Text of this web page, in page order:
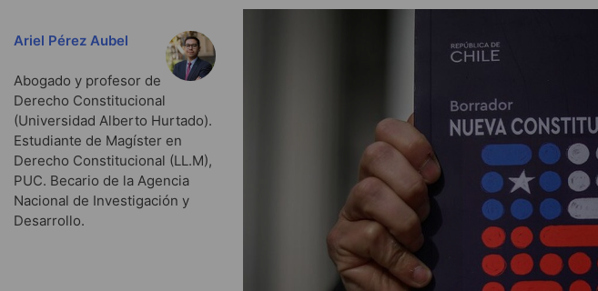
Ariel Pérez Aubel
Abogado y profesor de
Derecho Constitucional
(Universidad Alberto Hurtado).
Estudiante de Magíster en
Derecho Constitucional (LL.M),
PUC. Becario de la Agencia
Nacional de Investigación y
Desarrollo.